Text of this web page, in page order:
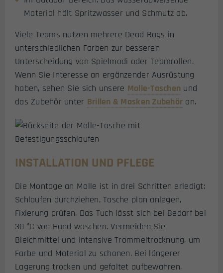
Material hält Spritzwasser und Schmutz ab.
Viele Teams nutzen mehrere Dead Rags in
unterschiedlichen Farben zur besseren
Unterscheidung von Spielmodi oder Teamrollen.
Wenn Sie Interesse an ergänzender Ausrüstung
haben, sehen Sie sich unsere Molle-Taschen und
das Zubehör unter Brillen & Masken Zubehör an.
INSTALLATION UND PFLEGE
Die Montage an Molle ist in drei Schritten erledigt:
Schlaufen durchziehen, Tasche plan anlegen,
Fixierung prüfen. Das Tuch lässt sich bei Bedarf bei
30 °C von Hand waschen. Vermeiden Sie
Bleichmittel und intensive Trommeltrocknung, um
Farbe und Material zu schonen. Bei längerer
Lagerung trocken und gefaltet aufbewahren.